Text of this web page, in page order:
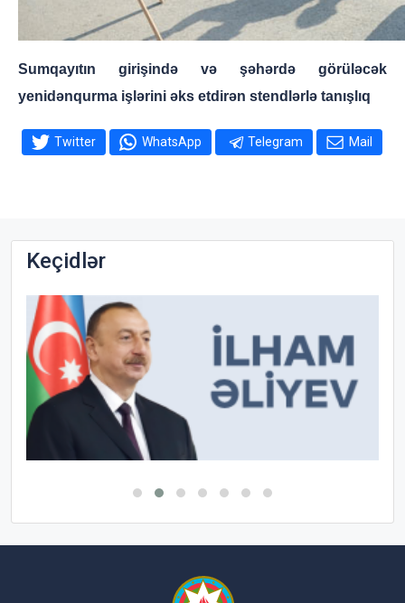
Sumqayıtın girişində və şəhərdə görüləcək
yenidənqurma işlərini əks etdirən stendlərlə tanışlıq
Twitter WhatsApp Telegram Mail
Keçidlər